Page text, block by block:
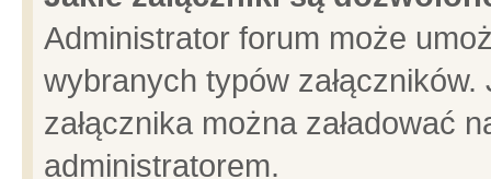
Administrator forum może
wybranych typów
załącznika można załadować
administratorem.